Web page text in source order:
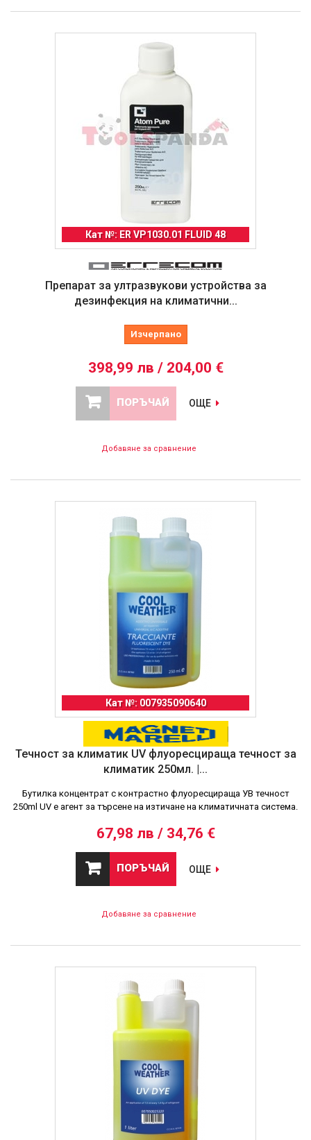
Кат №: ER VP1030.01 FLUID 48
Препарат за ултразвукови устройства за
дезинфекция на климатични...
Изчерпано
398,99 лв / 204,00 €
ПОРЪЧАЙ ОЩЕ
Добавяне за сравнение
Кат №: 007935090640
Течност за климатик UV флуоресцираща течност за
климатик 250мл. |...
Бутилка концентрат с контрастно флуоресцираща УВ течност
250ml UV е агент за търсене на изтичане на климатичната система.
67,98 лв / 34,76 €
ПОРЪЧАЙ ОЩЕ
Добавяне за сравнение